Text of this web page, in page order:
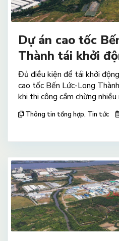
Dự án cao tốc
Thành tái khởi
Đủ điều kiện để tái khởi
cao tốc Bến Lức-Long
khi thi công cầm chừng
Thông tin tổng hợp, Tin tức